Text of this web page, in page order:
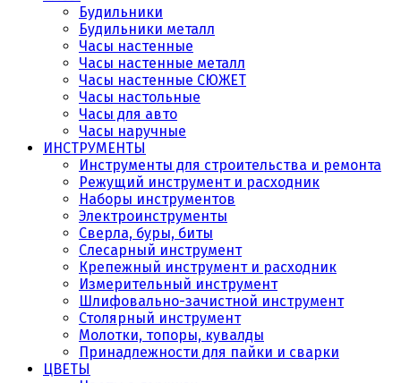
Будильники
Будильники металл
Часы настенные
Часы настенные металл
Часы настенные СЮЖЕТ
Часы настольные
Часы для авто
Часы наручные
ИНСТРУМЕНТЫ
Инструменты для строительства и ремонта
Режущий инструмент и расходник
Наборы инструментов
Электроинструменты
Сверла, буры, биты
Слесарный инструмент
Крепежный инструмент и расходник
Измерительный инструмент
Шлифовально-зачистной инструмент
Столярный инструмент
Молотки, топоры, кувалды
Принадлежности для пайки и сварки
ЦВЕТЫ